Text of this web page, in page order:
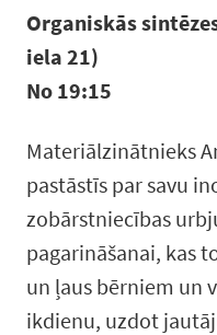
Organiskās
iela 21)
No 19:15
Materiālzinātnieks
pastāstīs par savu
zobārstniecības
pagarināšanai, kas
un ļaus bērniem un
ikdienu, uzdot